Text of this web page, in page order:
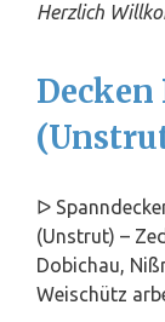
Herzlich
ᐅ
(Unstrut) –
Dobichau,
Weischütz